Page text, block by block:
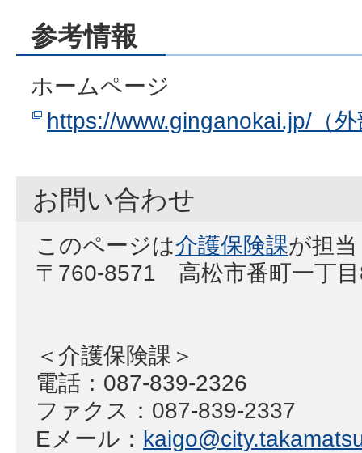
参考情報
ホームページ
https://www.ginganokai.jp/（
お問い合わせ
このページは介護保険課が担
〒760-8571 高松市番町一丁
＜介護保険課＞
電話：087-839-2326
ファクス：087-839-2337
Eメール：